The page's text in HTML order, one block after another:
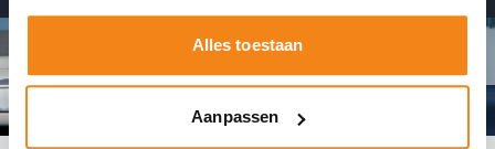
Alles toestaan
Aanpassen